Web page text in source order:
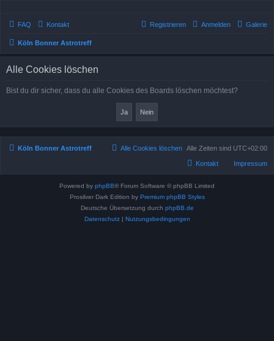
Galerie
FAQ Kontakt Anmelden
Registrieren
Köln Bonner Astrotreff
Alle Cookies löschen
Bist du dir sicher, dass du alle Cookies des Boards löschen möchtest?
Köln Bonner Astrotreff Alle Zeiten sind UTC+02:00
Alle Cookies löschen
Impressum
Kontakt
Powered by phpBB® Forum Software © phpBB Limited
Prosilver Dark Edition by Premium phpBB Styles
Deutsche Übersetzung durch phpBB.de
Datenschutz| Nutzungsbedingungen